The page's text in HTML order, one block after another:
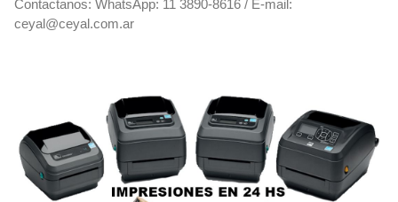
Contactanos: WhatsApp: 11 3890-8616 / E-mail:
ceyal@ceyal.com.ar